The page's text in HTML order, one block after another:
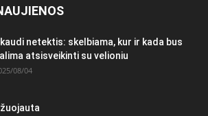
netektis: skelbiama, kur ir kada bus
atsisveikinti su velioniu
08/04